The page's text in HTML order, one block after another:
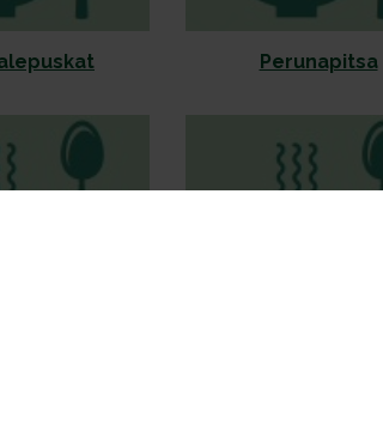
Perunapitsa